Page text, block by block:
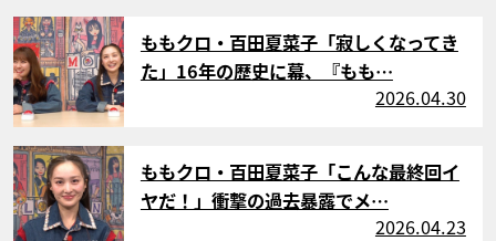
サムネイル
ももクロ・百田夏菜子「寂しくなってき
た」16年の歴史に幕、『もも…
2026.04.30
サムネイル
ももクロ・百田夏菜子「こんな最終回イ
ヤだ！」衝撃の過去暴露でメ…
2026.04.23